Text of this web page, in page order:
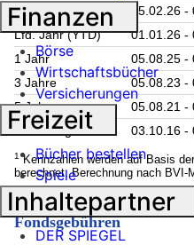
6 Monate
05.02.26
Lfd. Jahr (YTD)
01.01.26 -
1 Jahr
05.08.25 -
3 Jahre
05.08.23 -
5 Jahre
05.08.21 -
seit Auflage
03.10.16 -
1 Kennzahlen werden auf Basis
berechnet. Berechnung nach BVI-
Fondsgebühren
Finanzen
Börse
Wirtschaftsbücher
Versicherungen
Freizeit
Bücher bestellen
Spiele
Inhaltepartner
DER SPIEGEL